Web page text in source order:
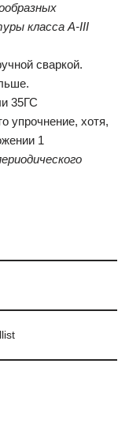
класса А-III
сваркой.
35ГС
упрочнение, хотя,
1